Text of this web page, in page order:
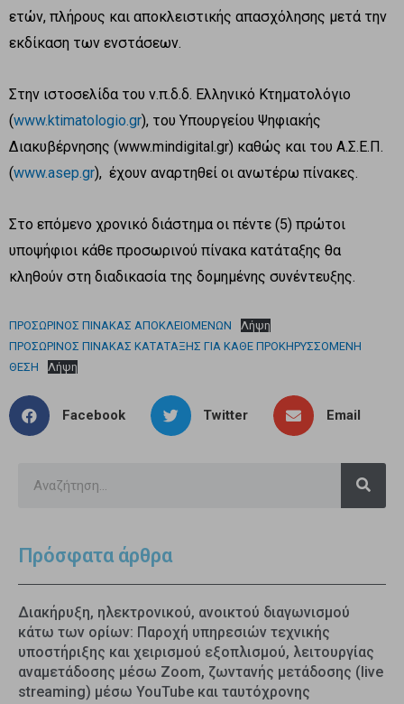
ετών, πλήρους και αποκλειστικής απασχόλησης μετά την
εκδίκαση των ενστάσεων.
Στην ιστοσελίδα του ν.π.δ.δ. Ελληνικό Κτηματολόγιο
(www.ktimatologio.gr), του Υπουργείου Ψηφιακής
Διακυβέρνησης (www.mindigital.gr) καθώς και του Α.Σ.Ε.Π.
(www.asep.gr), έχουν αναρτηθεί οι ανωτέρω πίνακες.
Στο επόμενο χρονικό διάστημα οι πέντε (5) πρώτοι
υποψήφιοι κάθε προσωρινού πίνακα κατάταξης θα
κληθούν στη διαδικασία της δομημένης συνέντευξης.
ΠΡΟΣΩΡΙΝΟΣ ΠΙΝΑΚΑΣ ΑΠΟΚΛΕΙΟΜΕΝΩΝ
Λήψη
ΠΡΟΣΩΡΙΝΟΣ ΠΙΝΑΚΑΣ ΚΑΤΑΤΑΞΗΣ ΓΙΑ ΚΑΘΕ ΠΡΟΚΗΡΥΣΣΟΜΕΝΗ
ΘΕΣΗ
Λήψη
Facebook Twitter Email
Πρόσφατα άρθρα
Διακήρυξη, ηλεκτρονικού, ανοικτού διαγωνισμού
κάτω των ορίων: Παροχή υπηρεσιών τεχνικής
υποστήριξης και χειρισμού εξοπλισμού, λειτουργίας
αναμετάδοσης μέσω Zoom, ζωντανής μετάδοσης (live
streaming) μέσω YouTube και ταυτόχρονης